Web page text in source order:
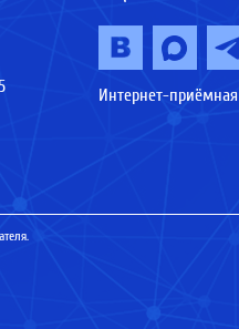
Интернет-приёмная